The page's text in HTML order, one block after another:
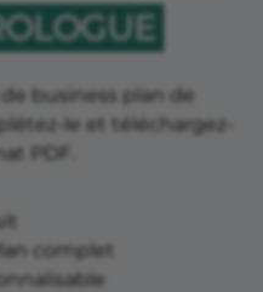
business plan de
le et téléchargez-
PDF.
complet